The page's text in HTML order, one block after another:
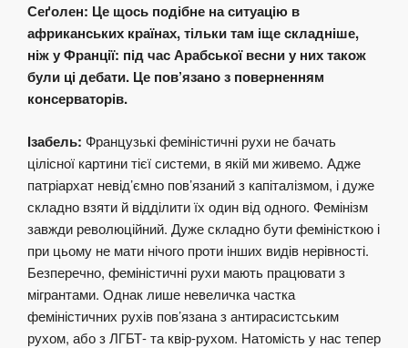
Сеґолен: Це щось подібне на ситуацію в
африканських країнах, тільки там іще складніше,
ніж у Франції: під час Арабської весни у них також
були ці дебати. Це пов’язано з поверненням
консерваторів.
Ізабель: Французькі феміністичні рухи не бачать
цілісної картини тієї системи, в якій ми живемо. Адже
патріархат невід’ємно пов’язаний з капіталізмом, і дуже
складно взяти й відділити їх один від одного. Фемінізм
завжди революційний. Дуже складно бути феміністкою і
при цьому не мати нічого проти інших видів нерівності.
Безперечно, феміністичні рухи мають працювати з
мігрантами. Однак лише невеличка частка
феміністичних рухів пов’язана з антирасистським
рухом, або з ЛГБТ- та квір-рухом. Натомість у нас тепер